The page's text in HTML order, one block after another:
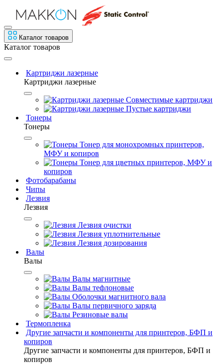
Каталог товаров
Каталог товаров
Картриджи лазерные
Картриджи лазерные
Совместимые картриджи
Пустые картриджи
Тонеры
Тонеры
Тонер для монохромных принтеров,
МФУ и копиров
Тонер для цветных принтеров, МФУ и
копиров
Фотобарабаны
Чипы
Лезвия
Лезвия
Лезвия очистки
Лезвия уплотнительные
Лезвия дозирования
Валы
Валы
Валы магнитные
Валы тефлоновые
Оболочки магнитного вала
Валы первичного заряда
Резиновые валы
Термопленка
Другие запчасти и компоненты для принтеров, БФП и
копиров
Другие запчасти и компоненты для принтеров, БФП и
копиров